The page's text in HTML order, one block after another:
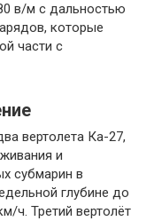
в/м с дальностью
которые
части с
вертолета Ка-27,
и
субмарин в
глубине до
ч. Третий вертолёт